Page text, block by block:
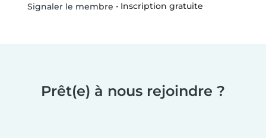
Signaler le membre • Inscription gratuite
Prêt(e) à nous rejoindre ?